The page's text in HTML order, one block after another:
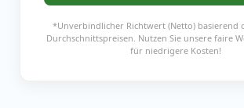
*Unverbindlicher Richtwert (Netto) basierend
Durchschnittspreisen. Nutzen Sie unsere faire
für niedrigere Kosten!